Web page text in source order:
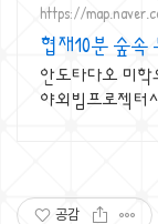
https://
협재10분 숲속
2개 가족/커플
안도타다오 미
야외빔프로젝터
공감